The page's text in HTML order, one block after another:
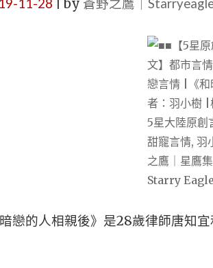
11-28 by 蒼野之鷹｜
暗戀的人相親後》是28歲律師唐知